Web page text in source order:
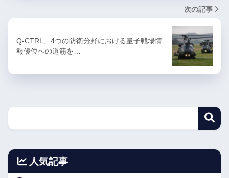
次の記事
Q-CTRL、4つの防衛分野における量子戦場情
報優位への道筋を…
人気記事